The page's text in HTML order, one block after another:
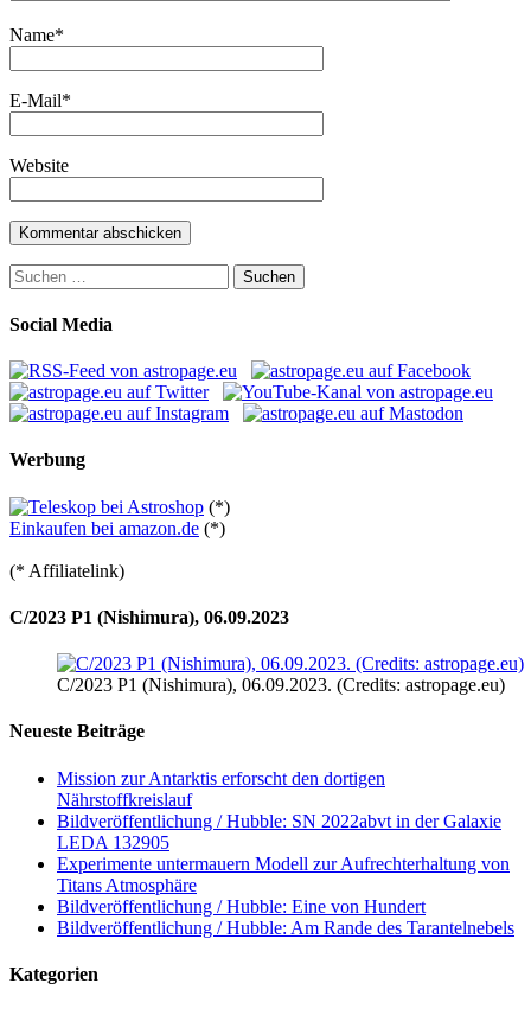
Name*
E-Mail*
Website
Suchen
nach:
Social Media
Werbung
(*)
Einkaufen bei amazon.de (*)
(* Affiliatelink)
C/2023 P1 (Nishimura), 06.09.2023
C/2023 P1 (Nishimura), 06.09.2023. (Credits: astropage.eu)
Neueste Beiträge
Mission zur Antarktis erforscht den dortigen
Nährstoffkreislauf
Bildveröffentlichung / Hubble: SN 2022abvt in der Galaxie
LEDA 132905
Experimente untermauern Modell zur Aufrechterhaltung von
Titans Atmosphäre
Bildveröffentlichung / Hubble: Eine von Hundert
Bildveröffentlichung / Hubble: Am Rande des Tarantelnebels
Kategorien